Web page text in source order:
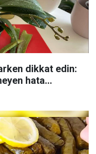
dikkat edin:
hata...